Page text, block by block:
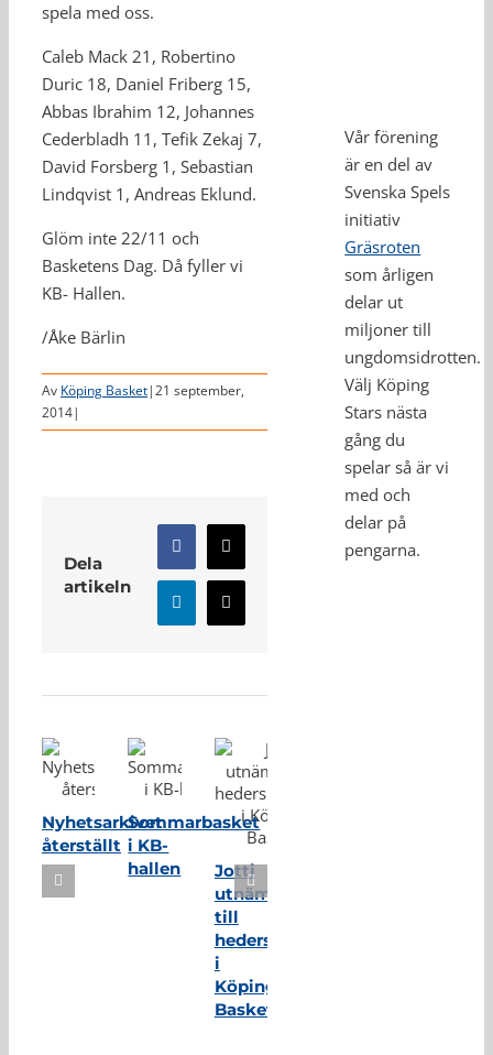
spela med oss.
Caleb Mack 21, Robertino
Duric 18, Daniel Friberg 15,
Abbas Ibrahim 12, Johannes
Cederbladh 11, Tefik Zekaj 7,
David Forsberg 1, Sebastian
Lindqvist 1, Andreas Eklund.
Glöm inte 22/11 och
Basketens Dag. Då fyller vi
KB- Hallen.
/Åke Bärlin
Av Köping Basket|21 september,
2014|
Dela
artikeln
Facebook
X
LinkedInE-
post
Nyhetsarkivet
återställt
Sommarbasket
i KB-
hallen
Jotti
utnämnd
till
hedersmedlem
i
Köping
Basket
Vår förening
är en del av
Svenska Spels
initiativ
Gräsroten
som årligen
delar ut
miljoner till
ungdomsidrotten.
Välj Köping
Stars nästa
gång du
spelar så är vi
med och
delar på
pengarna.